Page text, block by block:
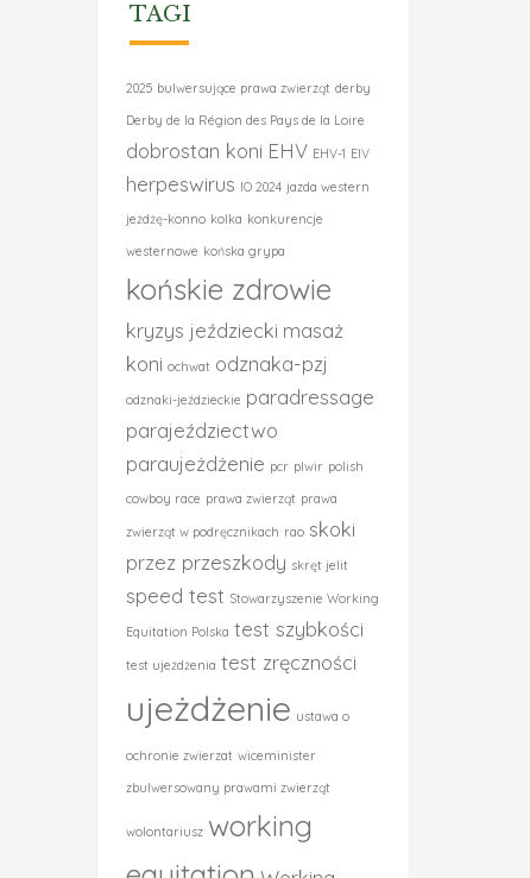
TAGI
2025 bulwersujące prawa zwierząt derby
Derby de la Région des Pays de la Loire
dobrostan koni EHV EHV-1 EIV
herpeswirus IO 2024 jazda western
jeżdżę-konno kolka konkurencje
westernowe końska grypa
końskie zdrowie
kryzys jeździecki masaż
koni ochwat odznaka-pzj
odznaki-jeździeckie paradressage
parajeździectwo
paraujeżdżenie pcr plwir polish
cowboy race prawa zwierząt prawa
zwierząt w podręcznikach rao skoki
przez przeszkody skręt jelit
speed test Stowarzyszenie Working
Equitation Polska test szybkości
test ujeżdżenia test zręczności
ujeżdżenie ustawa o
ochronie zwierzat wiceminister
zbulwersowany prawami zwierząt
wolontariusz working